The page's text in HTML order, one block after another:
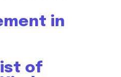
in
of